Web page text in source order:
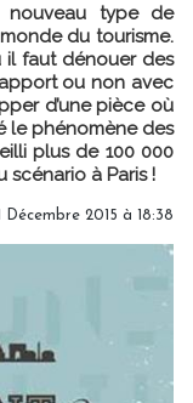
type de
du tourisme.
il faut dénouer des
ou non avec
d’une pièce où
le phénomène des
plus de 100 000
scénario à Paris !
2015 à 18:38